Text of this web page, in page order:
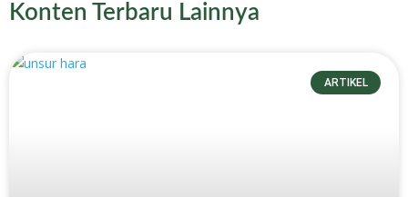
Konten Terbaru Lainnya
ARTIKEL